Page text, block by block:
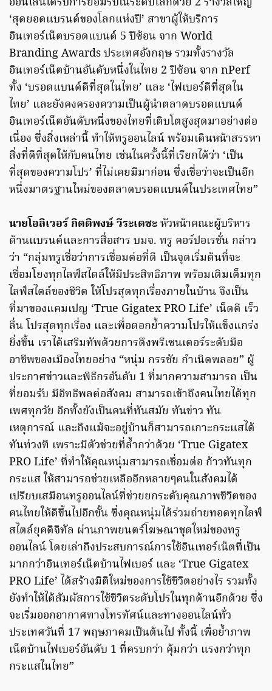
‘สุดยอดแบรนด์ของโลกแห่งปี’ สาขาผู้ให้บริการ
อินเทอร์เน็ตบรอดแบนด์ 5 ปีซ้อน จาก World
Branding Awards ประเทศอังกฤษ รวมทั้งรางวัล
อินเทอร์เน็ตบ้านอันดับหนึ่งในไทย 2 ปีซ้อน จาก nPerf
ทั้ง ‘บรอดแบนด์ดีที่สุดในไทย’ และ ‘ไฟเบอร์ดีที่สุดใน
ไทย’ และยังคงครองความเป็นผู้นำตลาดบรอดแบนด์
อินเทอร์เน็ตอันดับหนึ่งของไทยที่เติบโตสูงสุดมาอย่างต่อ
เนื่อง ซึ่งสิ่งเหล่านี้ ทำให้ทรูออนไลน์ พร้อมเดินหน้าสรรหา
สิ่งที่ดีที่สุดให้กับคนไทย เช่นในครั้งนี้ที่เรียกได้ว่า ‘เป็น
ที่สุดของความโปร’ ที่ไม่เคยมีมาก่อน ซึ่งเชื่อว่าจะเป็นอีก
หนึ่งมาตรฐานใหม่ของตลาดบรอดแบนด์ในประเทศไทย”
นายโอลิเวอร์ กิตติพงษ์ วีระเตชะหัวหน้าคณะผู้บริหาร
ด้านแบรนด์และการสื่อสาร บมจ. ทรู คอร์ปอเรชั่น กล่าว
ว่า “กลุ่มทรูเชื่อว่าการเชื่อมต่อที่ดี เป็นจุดเริ่มต้นที่จะ
เชื่อมโยงทุกไลฟ์สไตล์ให้มีประสิทธิภาพ พร้อมเติมเต็มทุก
ไลฟ์สไตล์ของชีวิต ให้โปรสุดทุกเรื่องภายในบ้าน จึงเป็น
ที่มาของแคมเปญ ‘True Gigatex PRO Life’ เน็ตดี เร็ว
ลื่น โปรสุดทุกเรื่อง และเพื่อตอกย้ำความโปรให้แข็งแกร่ง
ยิ่งขึ้น เราได้เสริมทัพด้วยการดึงพรีเซนเตอร์ระดับมือ
อาชีพของเมืองไทยอย่าง “หนุ่ม กรรชัย กำเนิดพลอย” ผู้
ประกาศข่าวและพิธีกรอันดับ 1 ที่มากความสามารถ เป็น
ที่ยอมรับ มีอิทธิพลต่อสังคม สามารถเข้าถึงคนไทยได้ทุก
เพศทุกวัย อีกทั้งยังเป็นคนที่ทันสมัย ทันข่าว ทัน
เหตุการณ์ และถึงแม้จะอยู่บ้านก็สามารถเกาะกระแสได้
ทันท่วงที เพราะมีตัวช่วยที่ล้ำกว่าด้วย ‘True Gigatex
PRO Life’ ที่ทำให้คุณหนุ่มสามารถเชื่อมต่อ ก้าวทันทุก
กระแส ให้สามารถช่วยเหลืออีกหลายๆคนในสังคมได้
เปรียบเสมือนทรูออนไลน์ที่ช่วยยกระดับคุณภาพชีวิตของ
คนไทยให้ดีขึ้นไปอีกขั้น ซึ่งคุณหนุ่มได้ร่วมถ่ายทอดทุกไลฟ์
สไตล์ยุคดิจิทัล ผ่านภาพยนตร์โฆษณาชุดใหม่ของทรู
ออนไลน์ โดยเล่าถึงประสบการณ์การใช้อินเทอร์เน็ตที่เป็น
มากกว่าอินเทอร์เน็ตบ้านไฟเบอร์ และ ‘True Gigatex
PRO Life’ ได้สร้างมิติใหม่ของการใช้ชีวิตอย่างไร รวมทั้ง
ยังทำให้ได้สัมผัสการใช้ชีวิตระดับโปรในทุกด้านอีกด้วย ซึ่ง
จะเริ่มออกอากาศทางโทรทัศน์และทางออนไลน์ทั่ว
ประเทศวันที่ 17 พฤษภาคมเป็นต้นไป ทั้งนี้ เพื่อย้ำภาพ
เน็ตบ้านไฟเบอร์อันดับ 1 ที่ครบกว่า คุ้มกว่า แรงกว่าทุก
กระแสในไทย”